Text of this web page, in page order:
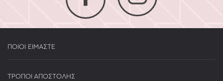
ΠΟΙΟΙ ΕΙΜΑΣΤΕ
ΤΡΟΠΟΙ ΑΠΟΣΤΟΛΗΣ